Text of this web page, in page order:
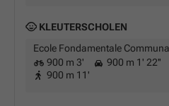
KLEUTERSCHOLEN
Ecole Fondamentale
900 m 3'
900 m 1' 22''
900 m 11'